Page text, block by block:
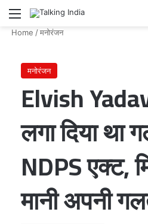
Menu
Home /मनोरंजन
मनोरंजन
Elvish
लगा दिया था
NDPS एक्ट,
मानी अपनी